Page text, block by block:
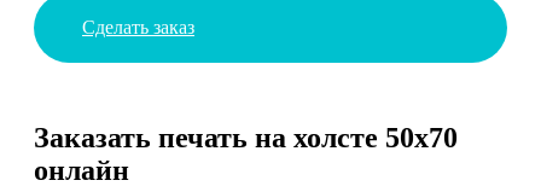
Сделать заказ
Заказать печать на холсте 50х70
онлайн